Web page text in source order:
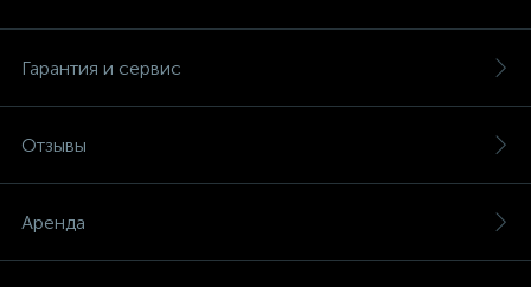
Гарантия и сервис
Отзывы
Аренда